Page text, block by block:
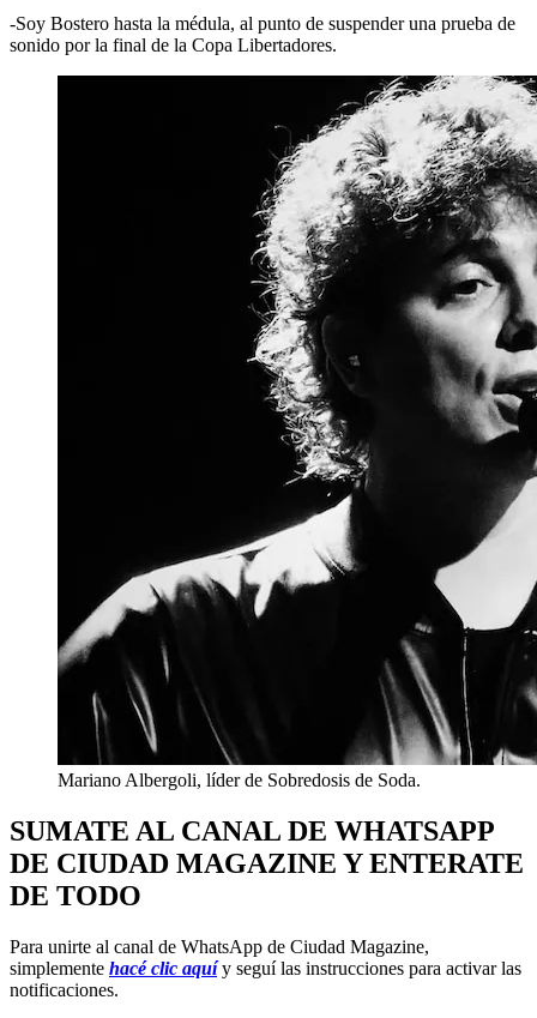
-Soy Bostero hasta la médula, al punto de suspender una prueba de
sonido por la final de la Copa Libertadores.
Mariano Albergoli, líder de Sobredosis de Soda.
SUMATE AL CANAL DE WHATSAPP
DE CIUDAD MAGAZINE Y ENTERATE
DE TODO
Para unirte al canal de WhatsApp de Ciudad Magazine,
simplemente hacé clic aquíy seguí las instrucciones para activar las
notificaciones.